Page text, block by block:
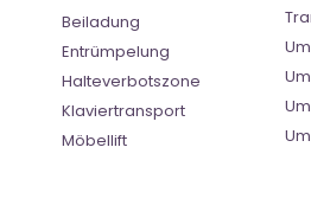
Beiladung
Entrümpelung
Halteverbotszone
Klaviertransport
Möbellift